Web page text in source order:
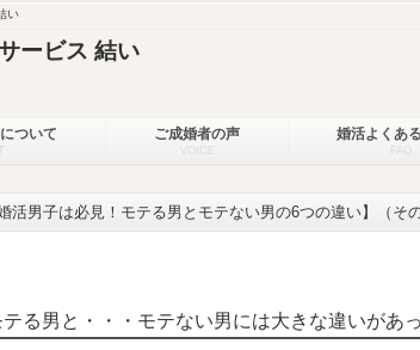
い
ービス 結い
ついて ご成婚者の声 婚活よくあ
婚活男子は必見！モテる男とモテない男の6つの違い】（その
テる男と・・・モテない男には大きな違いがあ